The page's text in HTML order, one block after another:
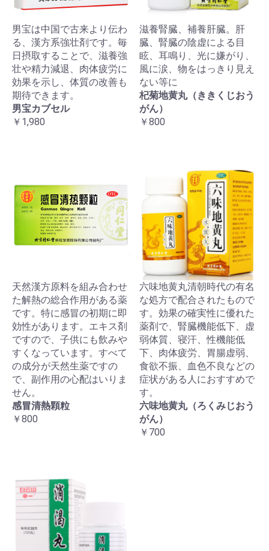
男宝は中国で古来より伝わ
る、漢方系強壮剤です。毎
日摂取することで、滋養強
壮や精力減退、肉体疲労に
効果を示し、体質の改善も
期待できます。
男宝カブセル
￥1,980
滋養腎臓、補養肝臓。肝
臓、腎臓の陰虚による目
眩、耳鳴り、光に嫌がり、
風に涙、物をはっきり見え
ない等に
杞菊地黄丸（ききくじおう
がん）
￥800
天然漢方原料を組み合わせ
た解熱の総合作用がある薬
です。特に感冒の初期に即
効性があります。エキス剤
ですので、子供にも飲みや
すくなっています。すべて
の成分が天然生薬ですの
で、副作用の心配はいりま
せん。
感冒清熱顆粒
￥800
六味地黄丸清朝時代の有名
な処方で配合されたもので
す。効果の確実性に優れた
薬剤で、腎臓機能低下、虚
弱体質、寝汗、性機能低
下、肉体疲労、胃腸虚弱、
食欲不振、血色不良などの
症状がある人におすすめで
す。
六味地黄丸（ろくみじおう
がん）
￥700